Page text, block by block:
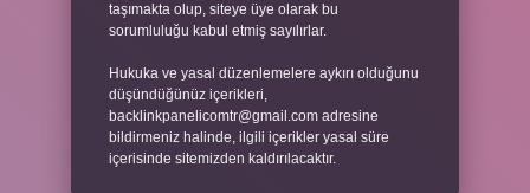
taşımakta olup, siteye üye olarak bu
sorumluluğu kabul etmiş sayılırlar.
Hukuka ve yasal düzenlemelere aykırı olduğunu
düşündüğünüz içerikleri,
backlinkpanelicomtr@gmail.com adresine
bildirmeniz halinde, ilgili içerikler yasal süre
içerisinde sitemizden kaldırılacaktır.